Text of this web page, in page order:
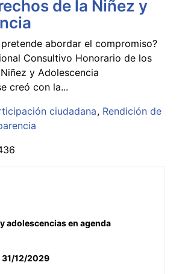
de la Niñez y
abordar el compromiso?
Consultivo Honorario de los
y Adolescencia
creó con la...
ciudadana Rendición de
adolescencias en agenda
12/2029